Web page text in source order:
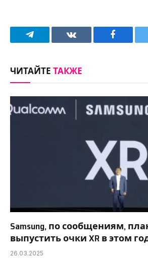
Telegram VKontakteFacebook
ЧИТАЙТЕТАКЖЕ
Samsung, по сообщениям,
выпустить очки XR в этом
26.03.2025